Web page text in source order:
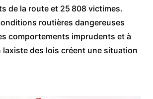
de la route et 25 808 victimes.
routières dangereuses
comportements imprudents et à
laxiste des lois créent une situation